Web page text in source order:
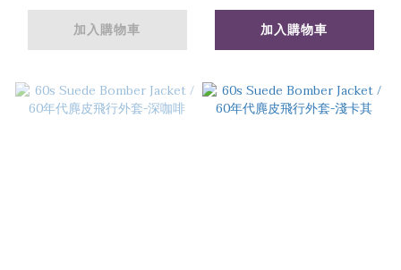
期兩口袋
Splittertarn 迷彩外
加入購物車 加入購物車